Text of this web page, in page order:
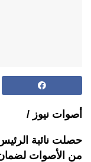
أصوات نيوز /
حصلت نائبة
من الأصوات